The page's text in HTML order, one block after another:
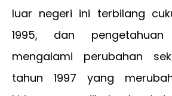
luar negeri ini terbilang
1995, dan
mengalami perubahan
tahun 1997 yang